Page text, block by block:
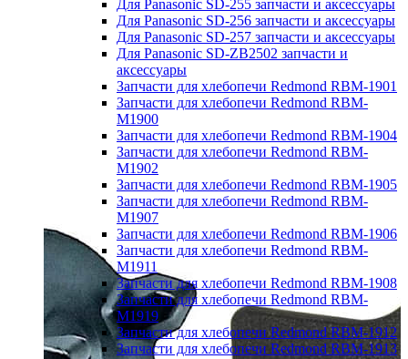
Для Panasonic SD-255 запчасти и аксессуары
Для Panasonic SD-256 запчасти и аксессуары
Для Panasonic SD-257 запчасти и аксессуары
Для Panasonic SD-ZB2502 запчасти и
аксессуары
Запчасти для хлебопечи Redmond RBM-1901
Запчасти для хлебопечи Redmond RBM-
M1900
Запчасти для хлебопечи Redmond RBM-1904
Запчасти для хлебопечи Redmond RBM-
M1902
Запчасти для хлебопечи Redmond RBM-1905
Запчасти для хлебопечи Redmond RBM-
M1907
Запчасти для хлебопечи Redmond RBM-1906
Запчасти для хлебопечи Redmond RBM-
M1911
Запчасти для хлебопечи Redmond RBM-1908
Запчасти для хлебопечи Redmond RBM-
M1919
Запчасти для хлебопечи Redmond RBM-1912
Запчасти для хлебопечи Redmond RBM-1913